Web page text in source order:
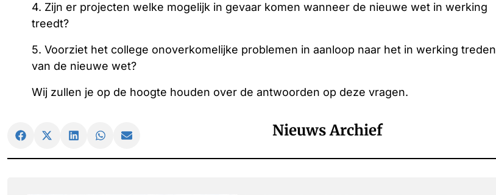
4. Zijn er projecten welke mogelijk in gevaar komen wanneer de nieuwe wet in werking
treedt?
5. Voorziet het college onoverkomelijke problemen in aanloop naar het in werking treden
van de nieuwe wet?
Wij zullen je op de hoogte houden over de antwoorden op deze vragen.
Nieuws Archief